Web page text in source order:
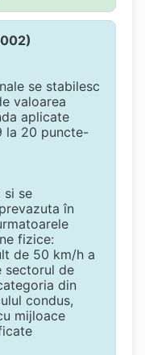
se stabilesc
valoarea
aplicate
la 20 puncte-
si se
în
fizice:
de 50 km/h a
sectorul de
din
condus,
mijloace